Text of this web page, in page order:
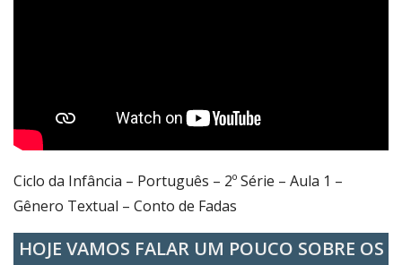
Ciclo da Infância – Português – 2º Série – Aula 1 –
Gênero Textual – Conto de Fadas
HOJE VAMOS FALAR UM POUCO SOBRE OS